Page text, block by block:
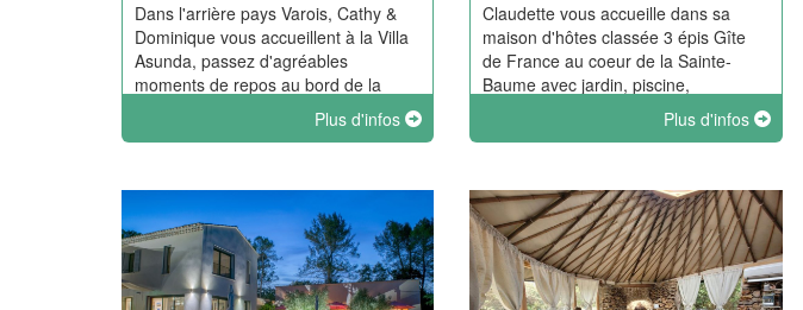
Dans l'arrière pays Varois, Cathy &
Dominique vous accueillent à la Villa
Asunda, passez d'agréables
moments de repos au bord de la
piscine avec sa vue magnifique sur la
Sainte Baume, le jacuzzi, le sauna
Plus d'infos
Claudette vous accueille dans sa
maison d'hôtes classée 3 épis Gîte
de France au coeur de la Sainte-
Baume avec jardin, piscine,
boulodrome, aire de jeux et parking
privé. Pour plus d'intimité, toutes les
Plus d'infos